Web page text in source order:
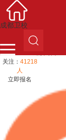
成都卫校
成都卫校
关注： 41218
人
立即报名